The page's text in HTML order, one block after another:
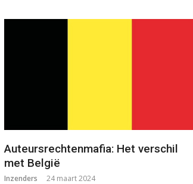
Auteursrechtenmafia: Het verschil
met België
Inzenders 24 maart 2024